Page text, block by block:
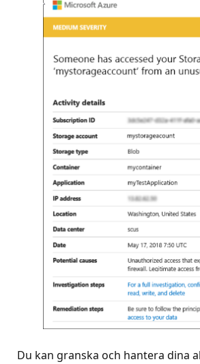
Du kan granska och hantera dina